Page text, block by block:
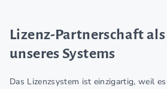
Lizenz-Partnerschaft als
unseres Systems
Das Lizenzsystem ist einzigartig, weil